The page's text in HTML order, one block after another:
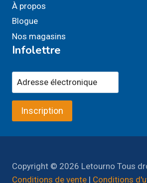
À propos
Blogue
Nos magasins
Infolettre
Inscription
Copyright © 2026 Letourno Tous
Conditions de vente | Conditions